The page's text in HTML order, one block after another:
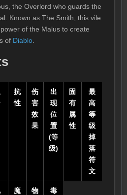
the Overlord who guards the
Known as The Smith, this vile
of the Malus to create
of Diablo.
抗
性
伤
害
效
果
出
现
位
置
(等
级)
固
有
属
性
最
高
等
级
掉
落
符
文
魔 物 毒